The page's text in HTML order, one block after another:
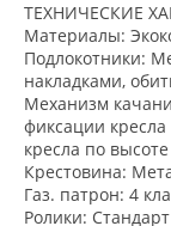
ТЕХНИЧЕСКИЕ
Материалы:
Подлокотники:
накладками,
Механизм
фиксации
кресла по высоте
Крестовина:
Газ. патрон: 4
Ролики: